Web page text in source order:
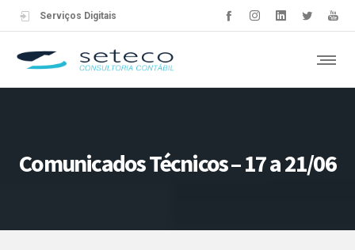
Serviços Digitais
Comunicados Técnicos – 17 a 21/06